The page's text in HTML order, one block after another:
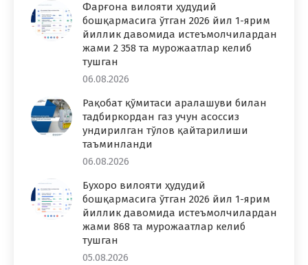
Фарғона вилояти ҳудудий
бошқармасига ўтган 2026 йил 1-ярим
йиллик давомида истеъмолчилардан
жами 2 358 та мурожаатлар келиб
тушган
06.08.2026
Рақобат қўмитаси аралашуви билан
тадбиркордан газ учун асоссиз
ундирилган тўлов қайтарилиши
таъминланди
06.08.2026
Бухоро вилояти ҳудудий
бошқармасига ўтган 2026 йил 1-ярим
йиллик давомида истеъмолчилардан
жами 868 та мурожаатлар келиб
тушган
05.08.2026